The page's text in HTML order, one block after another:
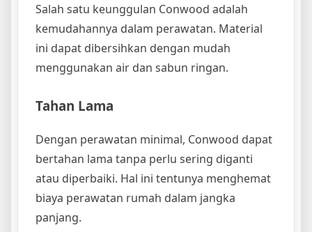
Salah satu keunggulan Conwood adalah
kemudahannya dalam perawatan. Material
ini dapat dibersihkan dengan mudah
menggunakan air dan sabun ringan.
Tahan Lama
Dengan perawatan minimal, Conwood dapat
bertahan lama tanpa perlu sering diganti
atau diperbaiki. Hal ini tentunya menghemat
biaya perawatan rumah dalam jangka
panjang.